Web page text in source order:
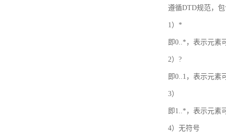
遵循DTD规范，
1）*
即0..*，表示元素
2）?
即0..1，表示元素
3）
即1..*，表示元素
4）无符号